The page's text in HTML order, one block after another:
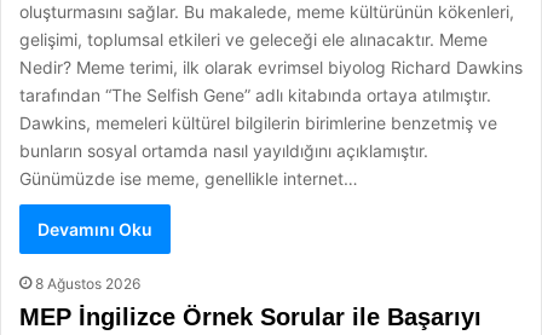
oluşturmasını sağlar. Bu makalede, meme kültürünün kökenleri,
gelişimi, toplumsal etkileri ve geleceği ele alınacaktır. Meme
Nedir? Meme terimi, ilk olarak evrimsel biyolog Richard Dawkins
tarafından “The Selfish Gene” adlı kitabında ortaya atılmıştır.
Dawkins, memeleri kültürel bilgilerin birimlerine benzetmiş ve
bunların sosyal ortamda nasıl yayıldığını açıklamıştır.
Günümüzde ise meme, genellikle internet…
Devamını Oku
8 Ağustos 2026
MEP İngilizce Örnek Sorular ile Başarıyı